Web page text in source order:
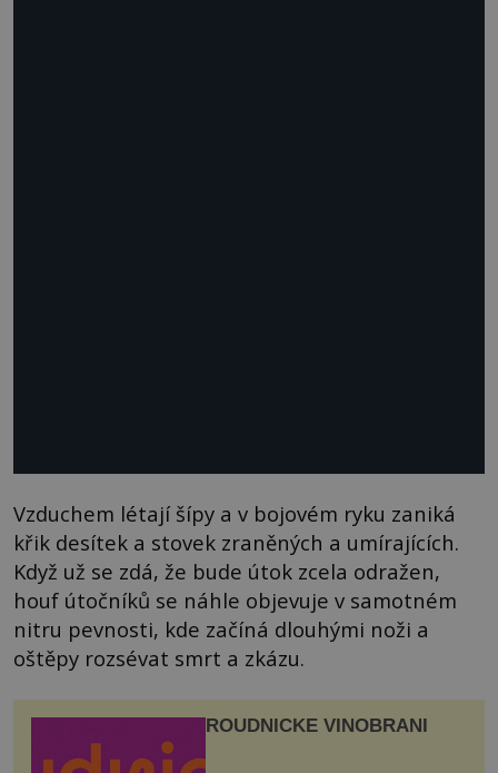
Vzduchem létají šípy a v bojovém ryku zaniká
křik desítek a stovek zraněných a umírajících.
Když už se zdá, že bude útok zcela odražen,
houf útočníků se náhle objevuje v samotném
nitru pevnosti, kde začíná dlouhými noži a
oštěpy rozsévat smrt a zkázu.
ROUDNICKÉ VINOBRANÍ